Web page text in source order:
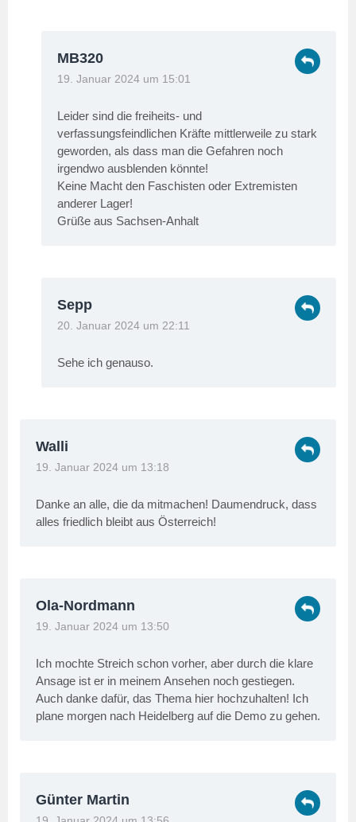
MB320
19. Januar 2024 um 15:01
Leider sind die freiheits- und
verfassungsfeindlichen Kräfte mittlerweile zu stark
geworden, als dass man die Gefahren noch
irgendwo ausblenden könnte!
Keine Macht den Faschisten oder Extremisten
anderer Lager!
Grüße aus Sachsen-Anhalt
Sepp
20. Januar 2024 um 22:11
Sehe ich genauso.
Walli
19. Januar 2024 um 13:18
Danke an alle, die da mitmachen! Daumendruck, dass
alles friedlich bleibt aus Österreich!
Ola-Nordmann
19. Januar 2024 um 13:50
Ich mochte Streich schon vorher, aber durch die klare
Ansage ist er in meinem Ansehen noch gestiegen.
Auch danke dafür, das Thema hier hochzuhalten! Ich
plane morgen nach Heidelberg auf die Demo zu gehen.
Günter Martin